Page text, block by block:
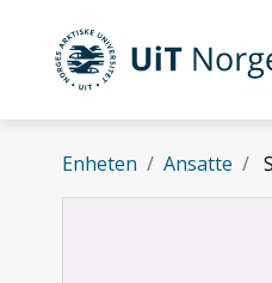
Gå til hovedinnhold
UiT Norges
Enheten Ansatte